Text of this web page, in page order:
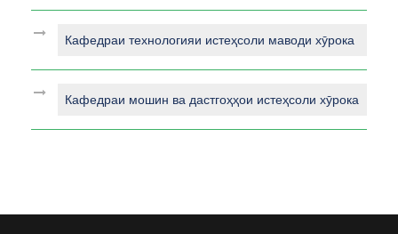
Кафедраи технологияи истеҳсоли маводи хӯрока
Кафедраи мошин ва дастгоҳҳои истеҳсоли хӯрока